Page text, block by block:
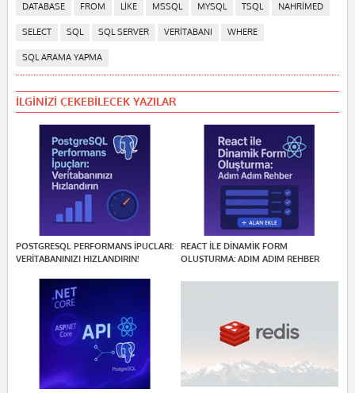
DATABASE FROM LIKE MSSQL MYSQL TSQL NAHRIMED
SELECT SQL SQL SERVER VERITABANI WHERE
SQL ARAMA YAPMA
İLGINIZI ÇEKEBILECEK YAZILAR
POSTGRESQL PERFORMANS İPUÇLARI:
VERITABANINIZI HIZLANDIRIN!
REACT ILE DINAMIK FORM
OLUŞTURMA: ADIM ADIM REHBER